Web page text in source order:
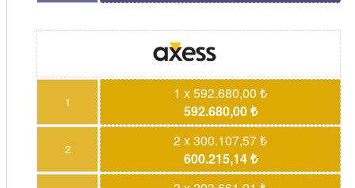
1
1 x 592.680,00 ₺
592.680,00 ₺
2
2 x 300.107,57 ₺
600.215,14 ₺